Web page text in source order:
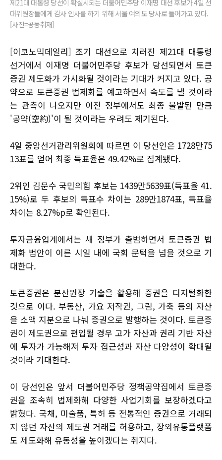
제21대 대통령 당선이 확실시되는 더불어민주당 이재명 대선 후보가 4일 선
대위원장들에게 감사 인사를 하기 위해 서울 여의도 당사로 들어가고 있다.
[사진=공동취재]
[이코노믹데일리] 조기 대선으로 치러진 제21대 대통령
선거에서 이재명 더불어민주당 후보가 당선되면서 토큰
증권 제도화가 가시화될 것이라는 기대가 커지고 있다. 공
약으로 토큰증권 법제화를 예고하면서 속도를 낼 것이라
는 관측이 나오지만 이전 정부에서도 최종 불발된 만큼
'공약(空約)'이 될 것이라는 우려도 제기된다.
4일 중앙선거관리위원회에 따르면 이 당선인은 1728만75
13표를 얻어 최종 득표율은 49.42%로 집계됐다.
2위인 김문수 국민의힘 후보는 1439만5639표(득표율 41.
15%)로 두 후보의 득표수 차이는 289만1874표, 득표율
차이는 8.27%p로 확인된다.
투자금융업계에서는 새 정부가 출범하면서 토큰증권 법
제화 법안이 이른 시일 내에 국회 문턱을 넘을 것으로 기
대한다.
토큰증권은 분산원장 기술을 활용해 증권을 디지털화한
것으로 이다. 부동산, 가요 저작권, 그림, 가축 등의 자산
을 소액 지분으로 나눠 증권으로 발행하는 것이다. 토큰증
권이 제도권으로 편입될 경우 고가 자산과 권리 기반 자산
에 투자가 가능해져 투자 접근성과 자산 다양성이 확대될
것이라 기대한다.
이 당선인은 앞서 더불어민주당 정책공약집에서 토큰증
권을 조속히 법제화해 다양한 사업기회를 보장하겠다고
밝혔다. 국채, 미술품, 특허 등 전통적인 증권으로 거래되
지 않던 자산의 제도권 거래를 허용하고, 장외유통플랫폼
도 제도화해 유동성을 높이겠다는 취지다.